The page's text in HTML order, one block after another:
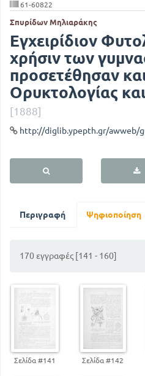
61-60822
Σπυρίδων Μηλιαράκης
Εγχειρίδιον
χρήσιν των
προσετέθησαν
Ορυκτολογίας
[1888]
Περιγραφή Ψηφιοποίηση
170 εγγραφές [141 - 160]
Σελίδα #141 Σελίδα #142